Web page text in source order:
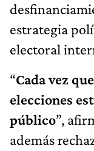
estrategia
electoral
“Cada vez
elecciones
público”,
además